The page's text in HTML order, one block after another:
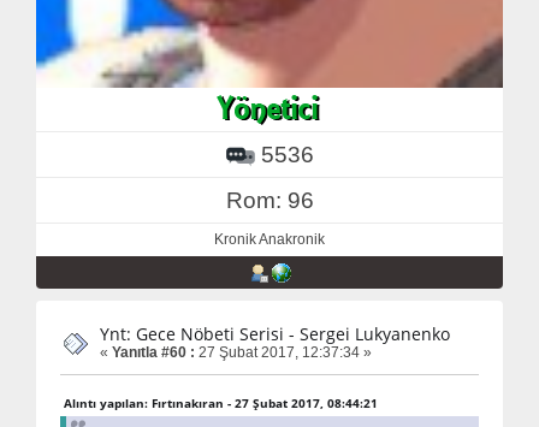
5536
Rom: 96
Kronik Anakronik
Ynt: Gece Nöbeti Serisi - Sergei Lukyanenko
« Yanıtla #60 : 27 Şubat 2017, 12:37:34 »
Alıntı yapılan: Fırtınakıran - 27 Şubat 2017, 08:44:21